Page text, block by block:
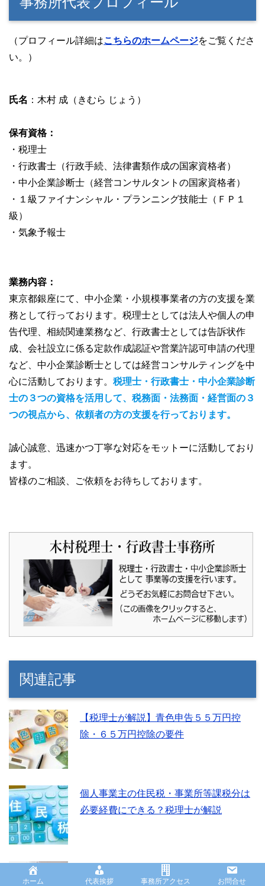
（プロフィール詳細はこちらのホームページをご覧くださ
い。）
氏名 ：木村 成（きむら じょう）
保有資格：
・税理士
・行政書士（行政手続、法律書類作成の国家資格者）
・中小企業診断士（経営コンサルタントの国家資格者）
・１級ファイナンシャル・プランニング技能士（ＦＰ１
級）
・気象予報士
業務内容：
東京都銀座にて、中小企業・小規模事業者の方の支援を業
務として行っております。税理士としては法人や個人の申
告代理、相続関連業務など、行政書士としては告訴状作
成、会社設立に係る定款作成認証や営業許認可申請の代理
など、中小企業診断士としては経営コンサルティングを中
心に活動しております。 税理士・行政書士・中小企業診断
士の３つの資格を活用して、税務面・法務面・経営面の３
つの視点から、依頼者の方の支援を行っております。
誠心誠意、迅速かつ丁寧な対応をモットーに活動しており
ます。
皆様のご相談、ご依頼をお待ちしております。
関連記事
【税理士が解説】青色申告５５万円控
除・６５万円控除の要件
個人事業主の住民税・事業所等課税分は
必要経費にできる？税理士が解説
青色申告は大変？白色申告との違いを税
ホーム 代表挨拶 事務所アクセス お問合せ